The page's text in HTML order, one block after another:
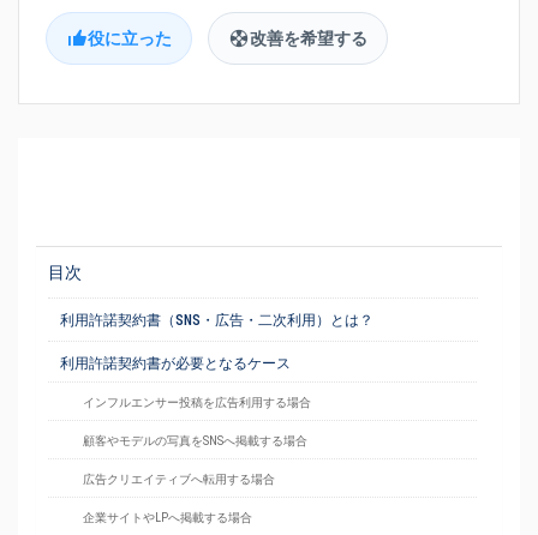
役に立った 改善を希望する
目次
利用許諾契約書（SNS・広告・二次利用）とは？
利用許諾契約書が必要となるケース
インフルエンサー投稿を広告利用する場合
顧客やモデルの写真をSNSへ掲載する場合
広告クリエイティブへ転用する場合
企業サイトやLPへ掲載する場合